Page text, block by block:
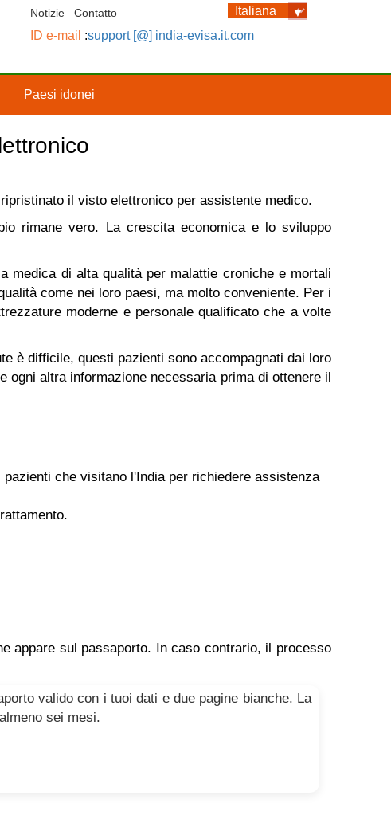
Notizie Contatto
ID e-mail :support [@] india-evisa.it.com
Paesi idonei
il visto elettronico per assistente medico.
rimane vero. La crescita economica e lo sviluppo
medica di alta qualità per malattie croniche e mortali
come nei loro paesi, ma molto conveniente. Per i
moderne e personale qualificato che a volte
è difficile, questi pazienti sono accompagnati dai loro
altra informazione necessaria prima di ottenere il
che visitano l'India per richiedere assistenza
appare sul passaporto. In caso contrario, il processo
valido con i tuoi dati e due pagine bianche. La
sei mesi.